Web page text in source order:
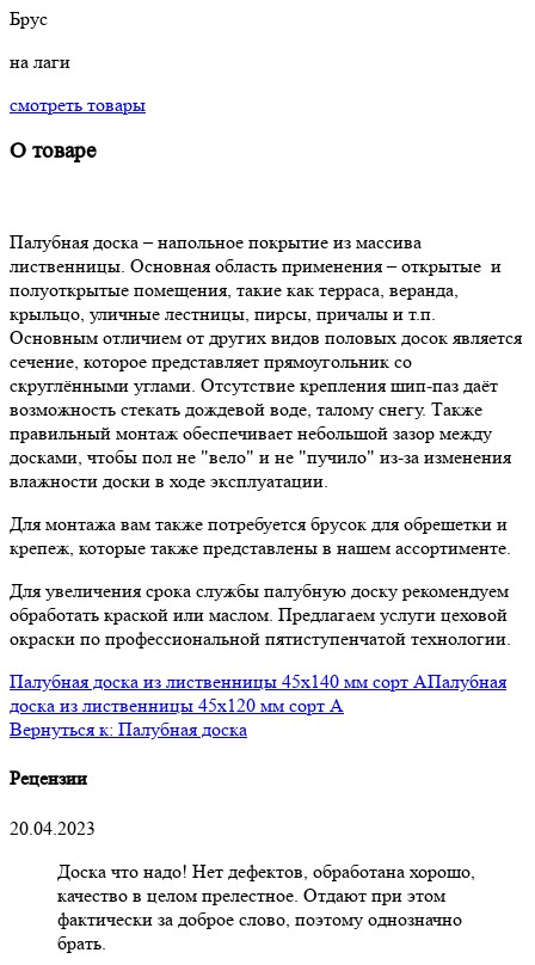
Брус
на лаги
смотреть товары
О товаре
Палубная доска – напольное покрытие из массива
лиственницы. Основная область применения – открытые и
полуоткрытые помещения, такие как терраса, веранда,
крыльцо, уличные лестницы, пирсы, причалы и т.п.
Основным отличием от других видов половых досок является
сечение, которое представляет прямоугольник со
скруглёнными углами. Отсутствие крепления шип-паз даёт
возможность стекать дождевой воде, талому снегу. Также
правильный монтаж обеспечивает небольшой зазор между
досками, чтобы пол не "вело" и не "пучило" из-за изменения
влажности доски в ходе эксплуатации.
Для монтажа вам также потребуется брусок для обрешетки и
крепеж, которые также представлены в нашем ассортименте.
Для увеличения срока службы палубную доску рекомендуем
обработать краской или маслом. Предлагаем услуги цеховой
окраски по профессиональной пятиступенчатой технологии.
Палубная доска из лиственницы 45x140 мм сорт AПалубная
доска из лиственницы 45x120 мм сорт A
Вернуться к: Палубная доска
Рецензии
20.04.2023
Доска что надо! Нет дефектов, обработана хорошо,
качество в целом прелестное. Отдают при этом
фактически за доброе слово, поэтому однозначно
брать.